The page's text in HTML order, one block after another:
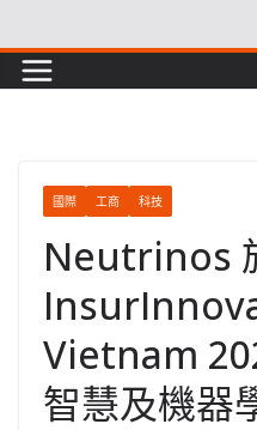
to
content
國際 工商 科技
Neutrinos
Vietnam
智慧及機器